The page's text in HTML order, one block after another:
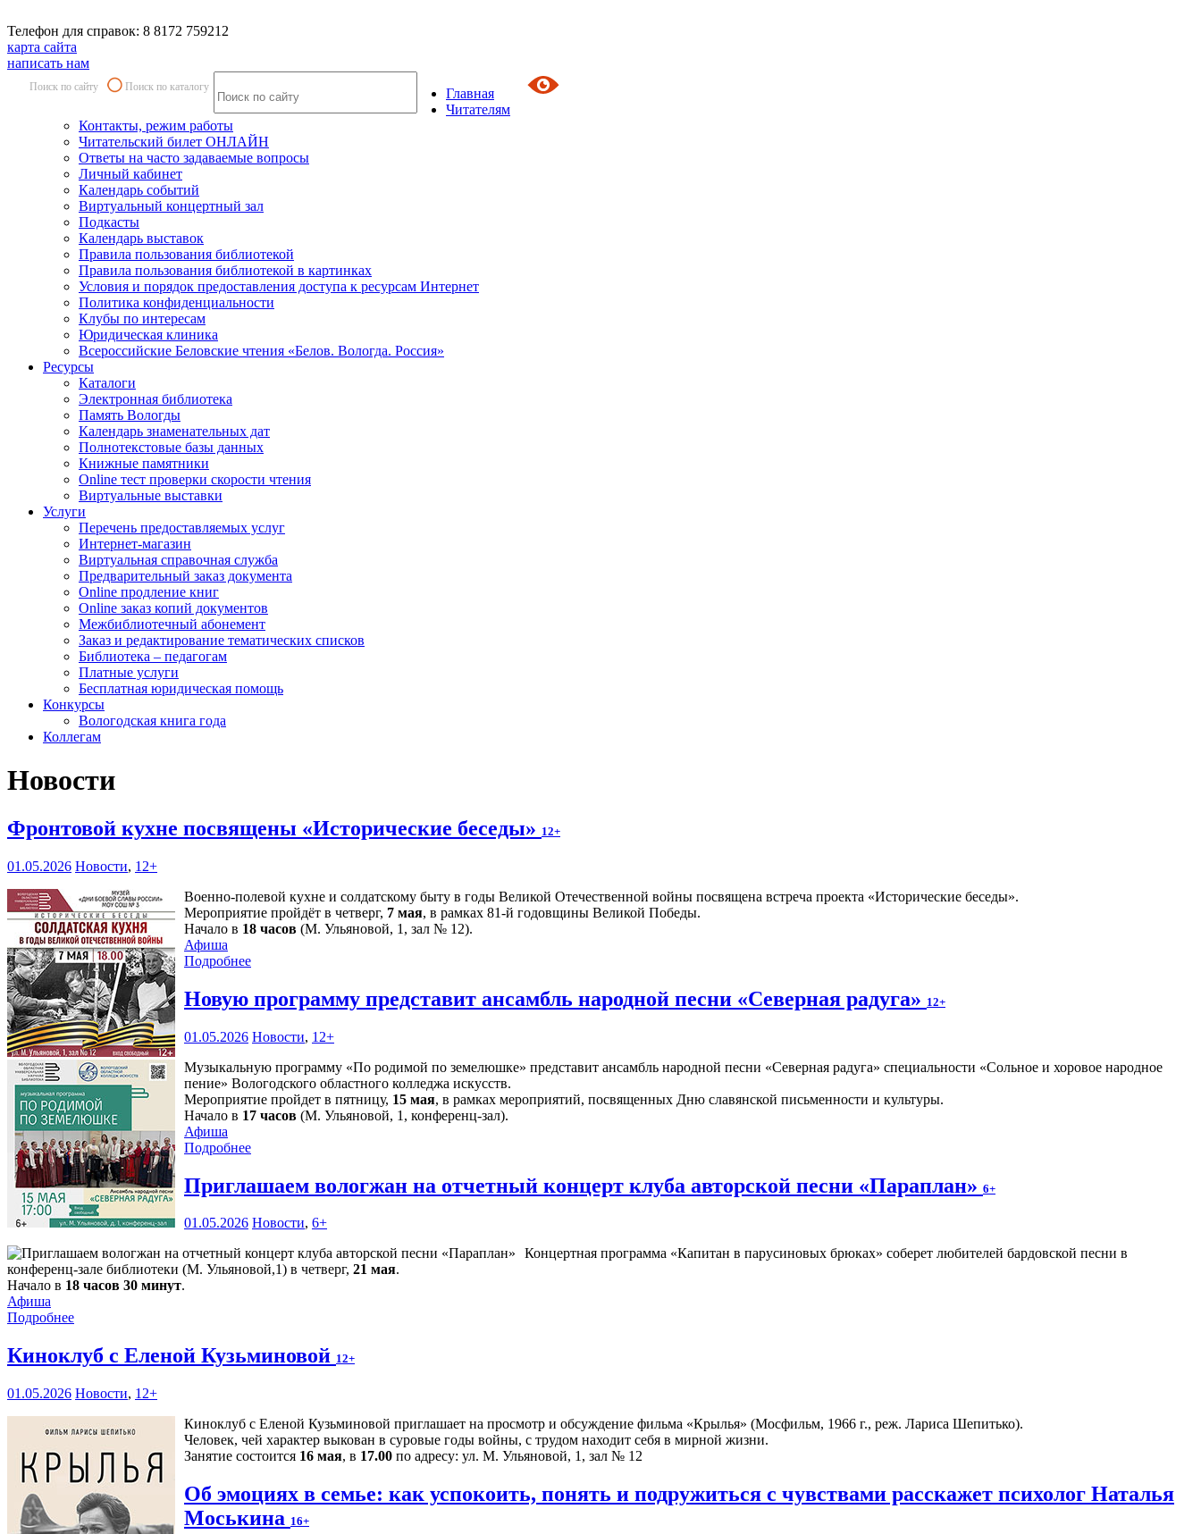
Телефон для справок: 8 8172 759212
карта сайта
написать нам
Поиск по сайту Поиск по каталогу
Главная
Читателям
Контакты, режим работы
Читательский билет ОНЛАЙН
Ответы на часто задаваемые вопросы
Личный кабинет
Календарь событий
Виртуальный концертный зал
Подкасты
Календарь выставок
Правила пользования библиотекой
Правила пользования библиотекой в картинках
Условия и порядок предоставления доступа к ресурсам Интернет
Политика конфиденциальности
Клубы по интересам
Юридическая клиника
Всероссийские Беловские чтения «Белов. Вологда. Россия»
Ресурсы
Каталоги
Электронная библиотека
Память Вологды
Календарь знаменательных дат
Полнотекстовые базы данных
Книжные памятники
Online тест проверки скорости чтения
Виртуальные выставки
Услуги
Перечень предоставляемых услуг
Интернет-магазин
Виртуальная справочная служба
Предварительный заказ документа
Online продление книг
Online заказ копий документов
Межбиблиотечный абонемент
Заказ и редактирование тематических списков
Библиотека – педагогам
Платные услуги
Бесплатная юридическая помощь
Конкурсы
Вологодская книга года
Коллегам
Новости
Фронтовой кухне посвящены «Исторические беседы» 12+
01.05.2026 Новости, 12+
Военно-полевой кухне и солдатскому быту в годы Великой Отечественной войны посвящена встреча проекта «Исторические беседы».
Мероприятие пройдёт в четверг, 7 мая, в рамках 81-й годовщины Великой Победы.
Начало в 18 часов (М. Ульяновой, 1, зал № 12).
Афиша
Подробнее
Новую программу представит ансамбль народной песни «Северная радуга» 12+
01.05.2026 Новости, 12+
Музыкальную программу «По родимой по земелюшке» представит ансамбль народной песни «Северная радуга» специальности «Сольное и хоровое народное
пение» Вологодского областного колледжа искусств.
Мероприятие пройдет в пятницу, 15 мая, в рамках мероприятий, посвященных Дню славянской письменности и культуры.
Начало в 17 часов (М. Ульяновой, 1, конференц-зал).
Афиша
Подробнее
Приглашаем вологжан на отчетный концерт клуба авторской песни «Параплан» 6+
01.05.2026 Новости, 6+
Концертная программа «Капитан в парусиновых брюках» соберет любителей бардовской песни в
конференц-зале библиотеки (М. Ульяновой,1) в четверг, 21 мая.
Начало в 18 часов 30 минут.
Афиша
Подробнее
Киноклуб с Еленой Кузьминовой 12+
01.05.2026 Новости, 12+
Киноклуб с Еленой Кузьминовой приглашает на просмотр и обсуждение фильма «Крылья» (Мосфильм, 1966 г., реж. Лариса Шепитько).
Человек, чей характер выкован в суровые годы войны, с трудом находит себя в мирной жизни.
Занятие состоится 16 мая, в 17.00 по адресу: ул. М. Ульяновой, 1, зал № 12
Об эмоциях в семье: как успокоить, понять и подружиться с чувствами расскажет психолог Наталья
Моськина 16+